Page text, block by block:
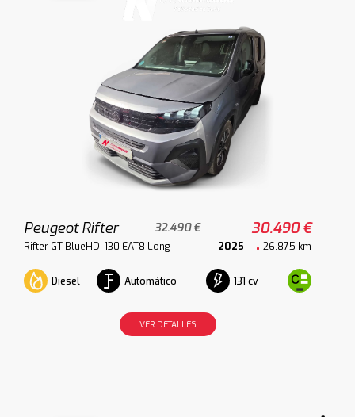
Peugeot Rifter 32.490 € 30.490 €
Rifter GT BlueHDi 130 EAT8 Long 2025 26.875 km
Diesel Automático 131 cv
VER DETALLES